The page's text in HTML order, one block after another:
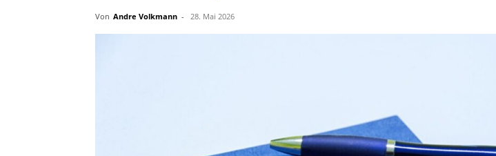
Von Andre Volkmann - 28. Mai 2026